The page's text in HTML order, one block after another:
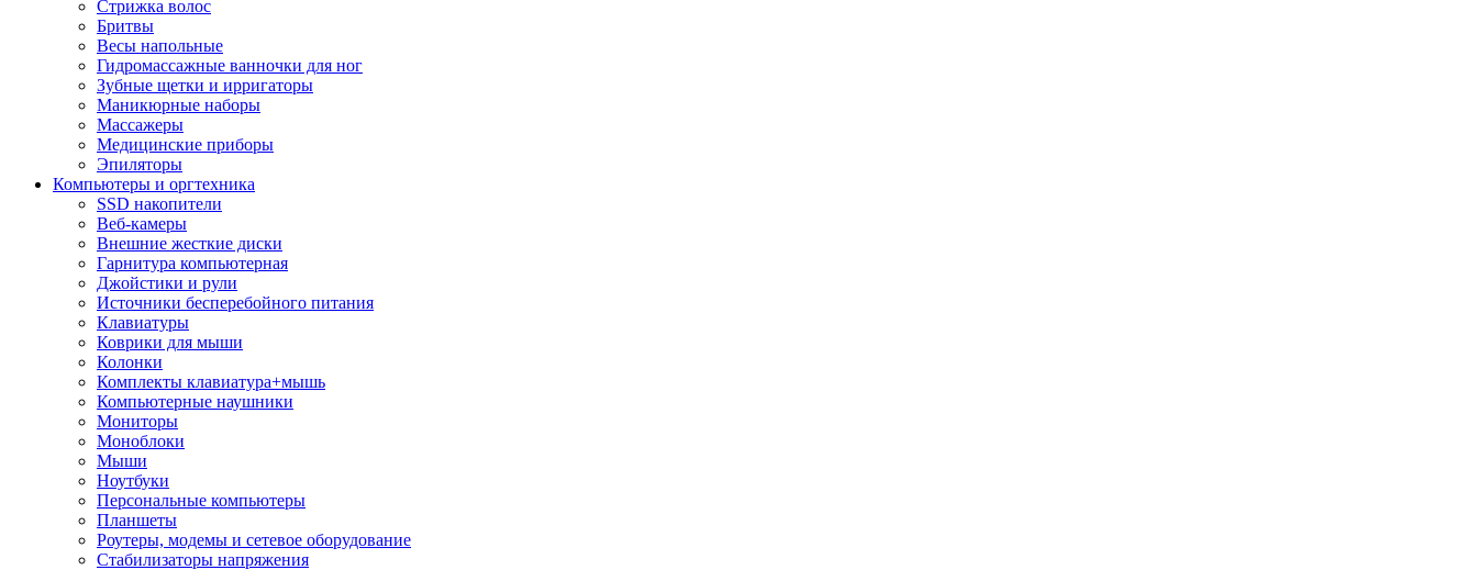
Стрижка волос
Бритвы
Весы напольные
Гидромассажные ванночки для ног
Зубные щетки и ирригаторы
Маникюрные наборы
Массажеры
Медицинские приборы
Эпиляторы
Компьютеры и оргтехника
SSD накопители
Веб-камеры
Внешние жесткие диски
Гарнитура компьютерная
Джойстики и рули
Источники бесперебойного питания
Клавиатуры
Коврики для мыши
Колонки
Комплекты клавиатура+мышь
Компьютерные наушники
Мониторы
Моноблоки
Мыши
Ноутбуки
Персональные компьютеры
Планшеты
Роутеры, модемы и сетевое оборудование
Стабилизаторы напряжения